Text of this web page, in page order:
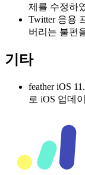
제를 수정하
Twitter 응용
버리는 불편
기타
feather iOS
로 iOS 업데